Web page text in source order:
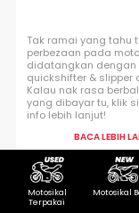
Tak ramai yang tahu
perbezaan pada
didatangkan dengan
quickshifter & slipper
Kalau nak rasa
yang dibayar tu, klik
info lebih lanjut!
BACA LEBIH
Motosikal
Terpakai
Motosikal